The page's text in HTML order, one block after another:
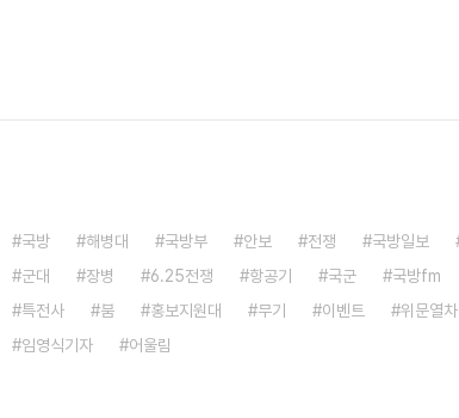
국방 해병대 국방부 안보 전쟁 국방일보
군대 장병 6.25전쟁 항공기 국군 국방fm
특전사 붐 홍보지원대 무기 이벤트 위문열차
임영식기자 어울림